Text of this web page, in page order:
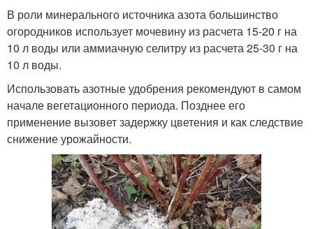
В роли минерального источника азота большинство
огородников использует мочевину из расчета 15-20 г на
10 л воды или аммиачную селитру из расчета 25-30 г на
10 л воды.
Использовать азотные удобрения рекомендуют в самом
начале вегетационного периода. Позднее его
применение вызовет задержку цветения и как следствие
снижение урожайности.